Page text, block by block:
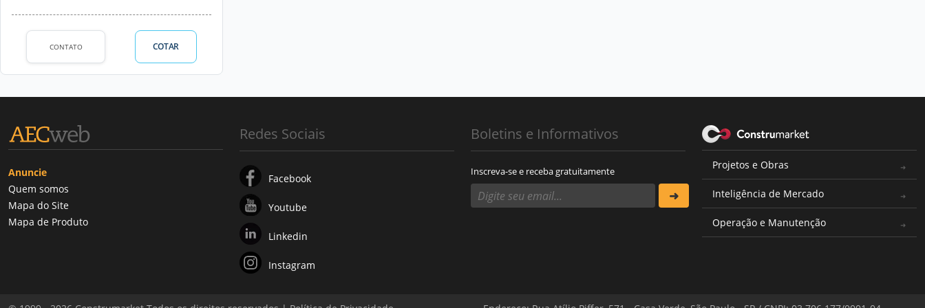
CONTATO COTAR
Anuncie
Quem somos
Mapa do Site
Mapa de Produto
Redes Sociais
Facebook
Youtube
Linkedin
Instagram
Boletins e Informativos
Inscreva-se e receba gratuitamente
Projetos e Obras
Inteligência de Mercado
Operação e Manutenção